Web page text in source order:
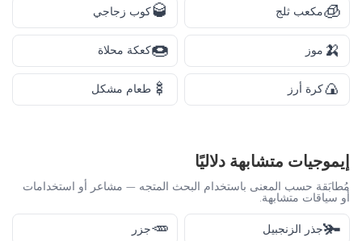
🧊مكعب ثلج 🥃كوب زجاجي
🍌 موز 🍩كعكة محلاة
🍙كرة أرز 🍢 طعام مشكل
إيموجيات متشابهة دلاليًا
مُطابَقة حسب المعنى باستخدام البحث المتجه — مشاعر أو استخدامات
أو سياقات متشابهة.
🫚جذر الزنجبيل 🥕جزر